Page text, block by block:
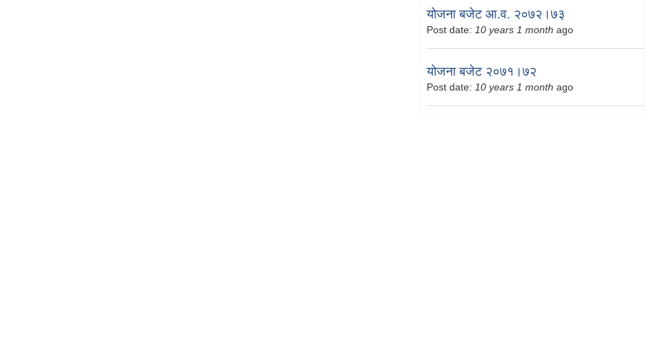
योजना बजेट आ.व. २०७२।७३
Post date: 10 years 1 month ago
योजना बजेट २०७१।७२
Post date: 10 years 1 month ago